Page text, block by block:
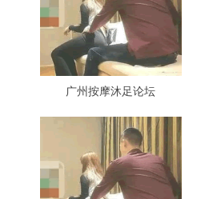
广州按摩沐足论坛